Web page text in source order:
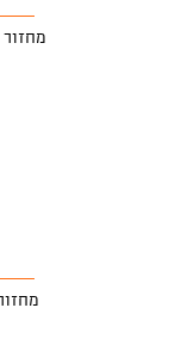
מחזור 2: הפועל חיפה נגד מכבי רמת גן
מחזור 28: ראשון לציון נגד יונט